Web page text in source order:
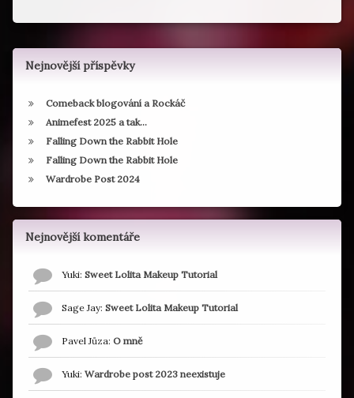
Nejnovější příspěvky
Comeback blogování a Rockáč
Animefest 2025 a tak…
Falling Down the Rabbit Hole
Falling Down the Rabbit Hole
Wardrobe Post 2024
Nejnovější komentáře
Yuki: Sweet Lolita Makeup Tutorial
Sage Jay: Sweet Lolita Makeup Tutorial
Pavel Jůza: O mně
Yuki: Wardrobe post 2023 neexistuje